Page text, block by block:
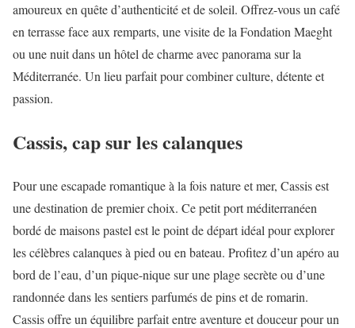
amoureux en quête d’authenticité et de soleil. Offrez-vous un café
en terrasse face aux remparts, une visite de la Fondation Maeght
ou une nuit dans un hôtel de charme avec panorama sur la
Méditerranée. Un lieu parfait pour combiner culture, détente et
passion.
Cassis, cap sur les calanques
Pour une escapade romantique à la fois nature et mer, Cassis est
une destination de premier choix. Ce petit port méditerranéen
bordé de maisons pastel est le point de départ idéal pour explorer
les célèbres calanques à pied ou en bateau. Profitez d’un apéro au
bord de l’eau, d’un pique-nique sur une plage secrète ou d’une
randonnée dans les sentiers parfumés de pins et de romarin.
Cassis offre un équilibre parfait entre aventure et douceur pour un